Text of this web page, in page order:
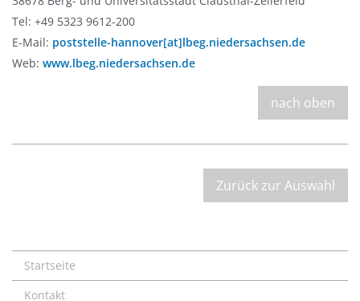
Tel: +49 5323 9612-200
E-Mail: poststelle-hannover[at]lbeg.niedersachsen.de
Web: www.lbeg.niedersachsen.de
nach oben
Zurück zur Auswahl
Startseite
Kontakt